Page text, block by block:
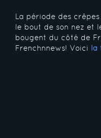
La période des
le bout de son nez et
bougent du côté de
Frenchnnews! Voici la